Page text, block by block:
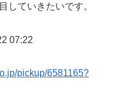
していきたいです。
07:22
pickup/6581165?